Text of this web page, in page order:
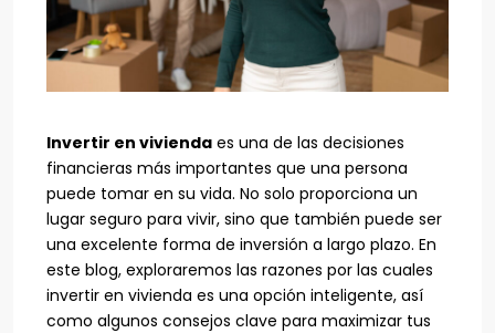
Invertir en vivienda es una de las decisiones
financieras más importantes que una persona
puede tomar en su vida. No solo proporciona un
lugar seguro para vivir, sino que también puede ser
una excelente forma de inversión a largo plazo. En
este blog, exploraremos las razones por las cuales
invertir en vivienda es una opción inteligente, así
como algunos consejos clave para maximizar tus